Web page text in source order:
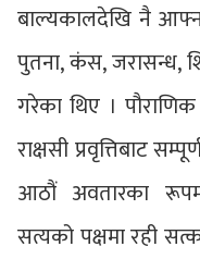
बाल्यकालदेखि नै
पुतना, कंस, जरासन्ध,
गरेका थिए ।
राक्षसी प्रवृत्तिबाट
आठौं अवतारका
सत्यको पक्षमा रही